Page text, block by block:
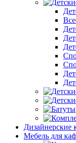
Дизайнерские
Мебель для